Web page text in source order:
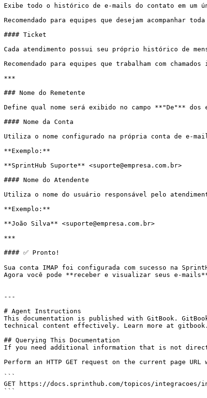
Exibe todo o histórico de e-mails do contato em um
Recomendado para equipes que desejam acompanhar
#### Ticket
Cada atendimento possui seu próprio histórico de
Recomendado para equipes que trabalham com
***
### Nome do Remetente
Define qual nome será exibido no campo **"De"** dos
#### Nome da Conta
Utiliza o nome configurado na própria conta de e-
**Exemplo:**
**SprintHub Suporte** <suporte@empresa.com.br>
#### Nome do Atendente
Utiliza o nome do usuário responsável pelo
**Exemplo:**
**João Silva** <suporte@empresa.com.br>
***
#### ✅ Pronto!
Sua conta IMAP foi configurada com sucesso na
Agora você pode **receber e visualizar seus e-
---
# Agent Instructions
This documentation is published with GitBook.
technical content effectively. Learn more at
## Querying This Documentation
If you need additional information that is not
Perform an HTTP GET request on the current page
```
GET https://docs.sprinthub.com/topicos/integracoes/
```